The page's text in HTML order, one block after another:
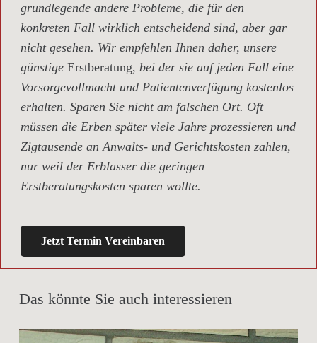
grundlegende andere Probleme, die für den
konkreten Fall wirklich entscheidend sind, aber gar
nicht gesehen. Wir empfehlen Ihnen daher, unsere
günstige Erstberatung, bei der sie auf jeden Fall eine
Vorsorgevollmacht und Patientenverfügung kostenlos
erhalten. Sparen Sie nicht am falschen Ort. Oft
müssen die Erben später viele Jahre prozessieren und
Zigtausende an Anwalts- und Gerichtskosten zahlen,
nur weil der Erblasser die geringen
Erstberatungskosten sparen wollte.
Jetzt Termin Vereinbaren
Das könnte Sie auch interessieren